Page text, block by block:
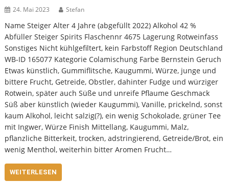
24. Mai 2023 Stefan
Name Steiger Alter 4 Jahre (abgefüllt 2022) Alkohol 42 %
Abfüller Steiger Spirits Flaschennr 4675 Lagerung Rotweinfass
Sonstiges Nicht kühlgefiltert, kein Farbstoff Region Deutschland
WB-ID 165077 Kategorie Colamischung Farbe Bernstein Geruch
Etwas künstlich, Gummiflitsche, Kaugummi, Würze, junge und
bittere Frucht, Getreide, Obstler, dahinter Fudge und würziger
Rotwein, später auch Süße und unreife Pflaume Geschmack
Süß aber künstlich (wieder Kaugummi), Vanille, prickelnd, sonst
kaum Alkohol, leicht salzig(?), ein wenig Schokolade, grüner Tee
mit Ingwer, Würze Finish Mittellang, Kaugummi, Malz,
pflanzliche Bitterkeit, trocken, adstringierend, Getreide/Brot, ein
wenig Menthol, weiterhin bitter Aromen Frucht…
WEITERLESEN